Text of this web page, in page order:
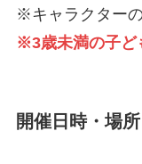
※キャラクター
※3歳未満の子ど
開催日時・場